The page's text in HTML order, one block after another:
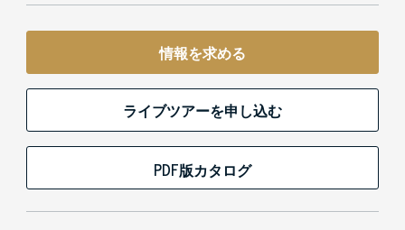
情報を求める
ライブツアーを申し込む
PDF版カタログ